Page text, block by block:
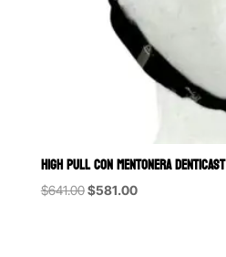
HIGH PULL CON MENTONERA DENTICAST
$641.00Original
$581.00Current